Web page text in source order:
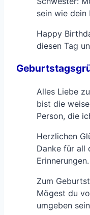
sein wie dein
Happy
diesen Tag
Alles Liebe
bist die
Person, die
Herzlichen
Danke für all
Erinnerungen.
Zum
Mögest du
umgeben